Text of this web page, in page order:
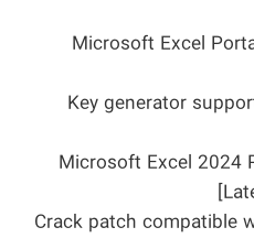
Microsoft Excel
Key generator
Microsoft Excel 2024
Crack patch compatible